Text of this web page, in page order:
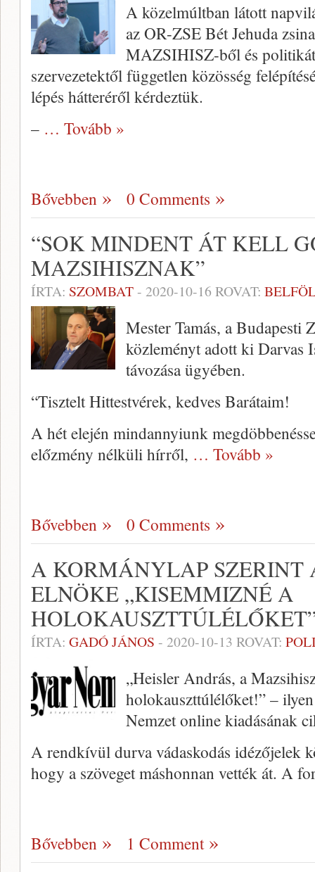
A közelmúltban látott
az OR-ZSE Bét Jehuda
MAZSIHISZ-ből és
szervezetektől független közösség
lépés hátteréről kérdeztük.
– … Tovább »
Bővebben 0 Comments
“SOK MINDENT ÁT KELL
MAZSIHISZNAK”
ÍRTA: SZOMBAT- 2020-10-16 ROVAT:
Mester Tamás, a Budapesti
közleményt adott ki Darvas
távozása ügyében.
“Tisztelt Hittestvérek, kedves Barátaim!
A hét elején mindannyiunk
előzmény nélküli hírről, … Tovább »
Bővebben 0 Comments
A KORMÁNYLAP SZERINT
ELNÖKE „KISEMMIZNÉ A
ÍRTA: GADÓ JÁNOS - 2020-10-13 ROVAT:
„Heisler András, a
holokauszttúlélőket!” –
Nemzet online kiadásának
A rendkívül durva vádaskodás idézőjelek
hogy a szöveget máshonnan vették át. A
Bővebben 1 Comment